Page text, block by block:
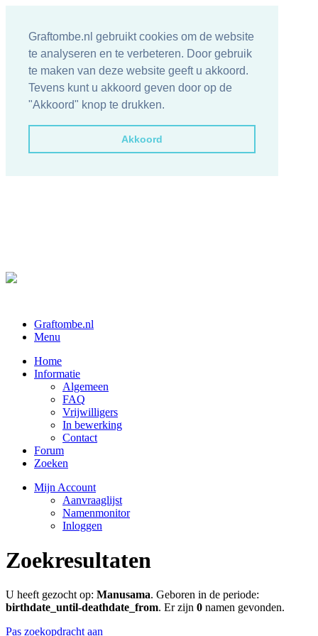
Graftombe.nl gebruikt cookies om de website
te analyseren en te verbeteren. Door gebruik
te maken van deze website geeft u akkoord.
Tevens kunt u akkoord geven door op de
"Akkoord" knop te drukken.
Akkoord
Graftombe.nl
Menu
Home
Informatie
Algemeen
FAQ
Vrijwilligers
In bewerking
Contact
Forum
Zoeken
Mijn Account
Aanvraaglijst
Namenmonitor
Inloggen
Zoekresultaten
U heeft gezocht op: Manusama. Geboren in de periode:
birthdate_until-deathdate_from. Er zijn 0 namen gevonden.
Pas zoekopdracht aan